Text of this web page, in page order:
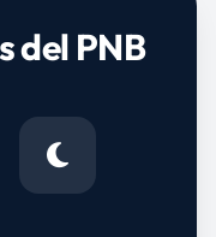
del PNB